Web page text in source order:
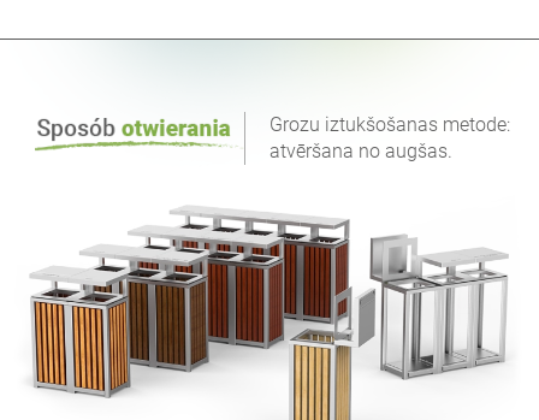
Grozu iztukšošanas metode:
atvēršana no augšas.